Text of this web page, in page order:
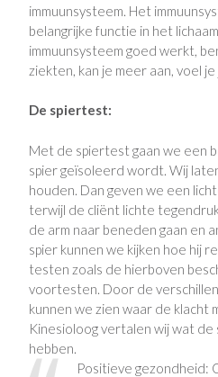
immuunsysteem. Het
belangrijke functie in het lichaam.
immuunsysteem goed werkt,
ziekten, kan je meer aan, voel
De spiertest:
Met de spiertest gaan we een
spier geïsoleerd wordt. Wij
houden. Dan geven we een
terwijl de cliënt lichte
de arm naar beneden gaan en
spier kunnen we kijken hoe hij
testen zoals de hierboven
voortesten. Door de
kunnen we zien waar de klacht
Kinesioloog vertalen wij wat
hebben.
Positieve gezondheid: